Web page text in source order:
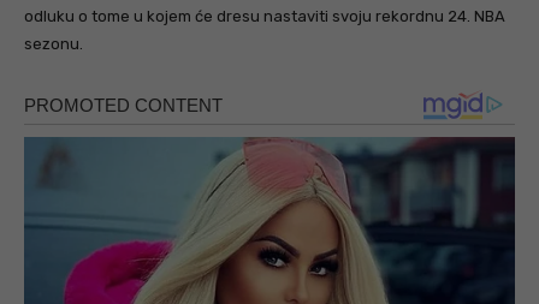
odluku o tome u kojem će dresu nastaviti svoju rekordnu 24. NBA
sezonu.